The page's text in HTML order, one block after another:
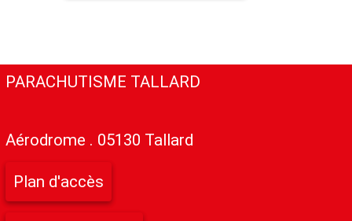
PARACHUTISME TALLARD
Aérodrome . 05130 Tallard
Plan d'accès